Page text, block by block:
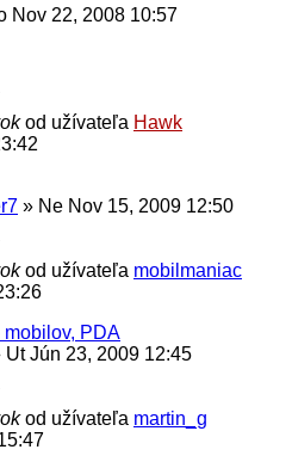
Nov 22, 2008 10:57
od užívateľa Hawk
» Ne Nov 15, 2009 12:50
od užívateľa mobilmaniac
PDA
Ut Jún 23, 2009 12:45
od užívateľa martin_g